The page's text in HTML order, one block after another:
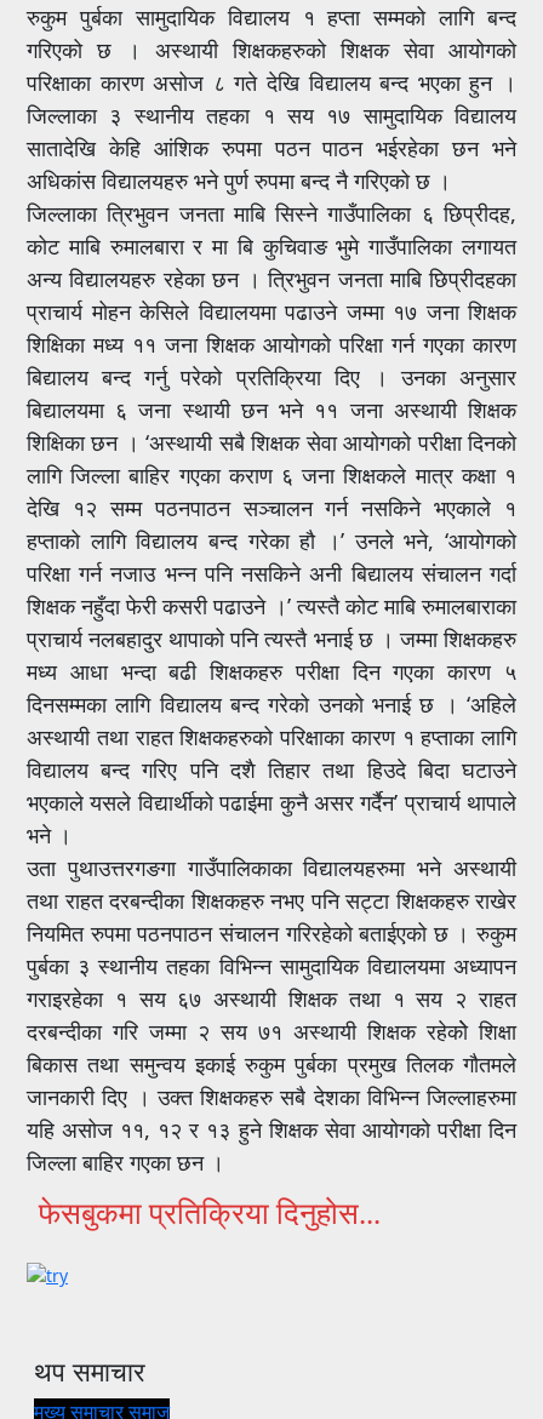
रुकुम पुर्बका सामुदायिक विद्यालय १ हप्ता सम्मको लागि बन्द
गरिएको छ । अस्थायी शिक्षकहरुको शिक्षक सेवा आयोगको
परिक्षाका कारण असोज ८ गते देखि विद्यालय बन्द भएका हुन ।
जिल्लाका ३ स्थानीय तहका १ सय १७ सामुदायिक विद्यालय
सातादेखि केहि आंशिक रुपमा पठन पाठन भईरहेका छन भने
अधिकांस विद्यालयहरु भने पुर्ण रुपमा बन्द नै गरिएको छ ।
जिल्लाका त्रिभुवन जनता माबि सिस्ने गाउँपालिका ६ छिप्रीदह,
कोट माबि रुमालबारा र मा बि कुचिवाङ भुमे गाउँपालिका लगायत
अन्य विद्यालयहरु रहेका छन । त्रिभुवन जनता माबि छिप्रीदहका
प्राचार्य मोहन केसिले विद्यालयमा पढाउने जम्मा १७ जना शिक्षक
शिक्षिका मध्य ११ जना शिक्षक आयोगको परिक्षा गर्न गएका कारण
बिद्यालय बन्द गर्नु परेको प्रतिक्रिया दिए । उनका अनुसार
बिद्यालयमा ६ जना स्थायी छन भने ११ जना अस्थायी शिक्षक
शिक्षिका छन । ‘अस्थायी सबै शिक्षक सेवा आयोगको परीक्षा दिनको
लागि जिल्ला बाहिर गएका कराण ६ जना शिक्षकले मात्र कक्षा १
देखि १२ सम्म पठनपाठन सञ्चालन गर्न नसकिने भएकाले १
हप्ताको लागि विद्यालय बन्द गरेका हौ ।’ उनले भने, ‘आयोगको
परिक्षा गर्न नजाउ भन्न पनि नसकिने अनी बिद्यालय संचालन गर्दा
शिक्षक नहुँदा फेरी कसरी पढाउने ।’ त्यस्तै कोट माबि रुमालबाराका
प्राचार्य नलबहादुर थापाको पनि त्यस्तै भनाई छ । जम्मा शिक्षकहरु
मध्य आधा भन्दा बढी शिक्षकहरु परीक्षा दिन गएका कारण ५
दिनसम्मका लागि विद्यालय बन्द गरेको उनको भनाई छ । ‘अहिले
अस्थायी तथा राहत शिक्षकहरुको परिक्षाका कारण १ हप्ताका लागि
विद्यालय बन्द गरिए पनि दशै तिहार तथा हिउदे बिदा घटाउने
भएकाले यसले विद्यार्थीको पढाईमा कुनै असर गर्दैन’ प्राचार्य थापाले
भने ।
उता पुथाउत्तरगङगा गाउँपालिकाका विद्यालयहरुमा भने अस्थायी
तथा राहत दरबन्दीका शिक्षकहरु नभए पनि सट्टा शिक्षकहरु राखेर
नियमित रुपमा पठनपाठन संचालन गरिरहेको बताईएको छ । रुकुम
पुर्बका ३ स्थानीय तहका विभिन्न सामुदायिक विद्यालयमा अध्यापन
गराइरहेका १ सय ६७ अस्थायी शिक्षक तथा १ सय २ राहत
दरबन्दीका गरि जम्मा २ सय ७१ अस्थायी शिक्षक रहेकोे शिक्षा
बिकास तथा समुन्वय इकाई रुकुम पुर्बका प्रमुख तिलक गौतमले
जानकारी दिए । उक्त शिक्षकहरु सबै देशका विभिन्न जिल्लाहरुमा
यहि असोज ११, १२ र १३ हुने शिक्षक सेवा आयोगको परीक्षा दिन
जिल्ला बाहिर गएका छन ।
फेसबुकमा प्रतिक्रिया दिनुहोस...
थप समाचार
मुख्य समाचारसमाज